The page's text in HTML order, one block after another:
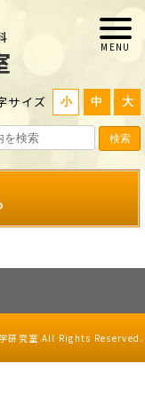
検索
サイズ 小 中 大
研究室 All Rights Reserved.